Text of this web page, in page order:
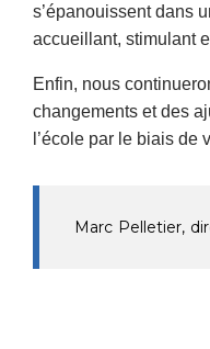
s’épanouissent dans
accueillant, stimulant
Enfin, nous
changements et des
l’école par le biais de
Marc Pelletier,